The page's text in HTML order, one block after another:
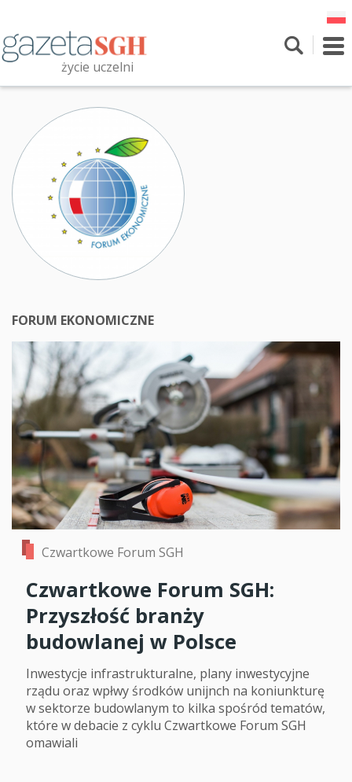
treści
życie uczelni
FORUM EKONOMICZNE
Czwartkowe Forum SGH
Czwartkowe Forum SGH:
Przyszłość branży
budowlanej w Polsce
Inwestycje infrastrukturalne, plany inwestycyjne
rządu oraz wpłwy środków unijnch na koniunkturę
w sektorze budowlanym to kilka spośród tematów,
które w debacie z cyklu Czwartkowe Forum SGH
omawiali